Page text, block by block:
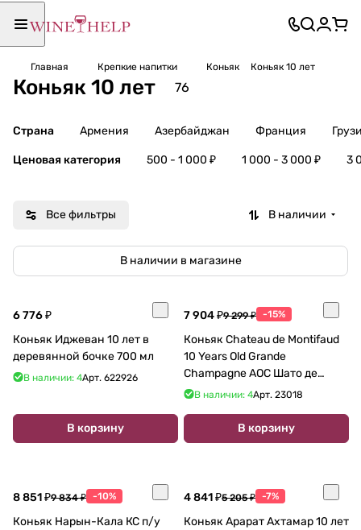
Главная Крепкие напитки Коньяк Коньяк 10 лет
Коньяк 10 лет 76
Страна Армения Азербайджан Франция
Ценовая категория 500 - 1 000 ₽ 1 000 - 3 000 ₽ 3
Все фильтры В наличии
В наличии в магазине
6 776 ₽
Коньяк Иджеван 10 лет в
деревянной бочке 700 мл
В наличии: 4Арт. 622926
В корзину
7 904 ₽9 299 ₽ -15%
Коньяк Chateau de Montifaud
10 Years Old Grande
Champagne AOC Шато де
Монтифо 10-летний 700 мл
В наличии: 4Арт. 23018
В корзину
8 851 ₽9 834 ₽ -10%
Коньяк Нарын-Кала КС п/у
4 841 ₽5 205 ₽ -7%
Коньяк Арарат Ахтамар 10 лет